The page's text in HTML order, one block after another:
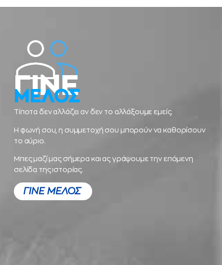
ΓΙΝΕ
ΜΕΛΟΣ
Τίποτα δεν αλλάζει αν δεν το αλλάξουμε εμείς.
Η φωνή σου, η συμμετοχή σου μπορούν να καθορίσουν
το αύριο.
Μπες μαζί μας σήμερα και ας γράψουμε την επόμενη
σελίδα της ιστορίας.
ΓΙΝΕ ΜΕΛΟΣ